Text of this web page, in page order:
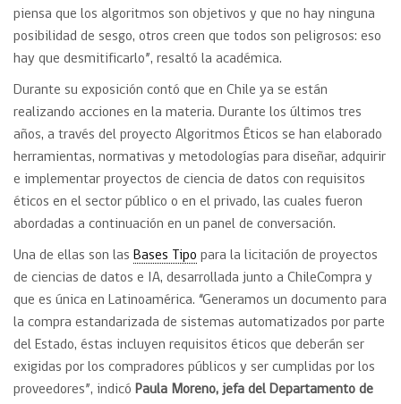
piensa que los algoritmos son objetivos y que no hay ninguna
posibilidad de sesgo, otros creen que todos son peligrosos: eso
hay que desmitificarlo”, resaltó la académica.
Durante su exposición contó que en Chile ya se están
realizando acciones en la materia. Durante los últimos tres
años, a través del proyecto Algoritmos Éticos se han elaborado
herramientas, normativas y metodologías para diseñar, adquirir
e implementar proyectos de ciencia de datos con requisitos
éticos en el sector público o en el privado, las cuales fueron
abordadas a continuación en un panel de conversación.
Una de ellas son las Bases Tipo para la licitación de proyectos
de ciencias de datos e IA, desarrollada junto a ChileCompra y
que es única en Latinoamérica. “Generamos un documento para
la compra estandarizada de sistemas automatizados por parte
del Estado, éstas incluyen requisitos éticos que deberán ser
exigidas por los compradores públicos y ser cumplidas por los
proveedores”, indicó Paula Moreno, jefa del Departamento de